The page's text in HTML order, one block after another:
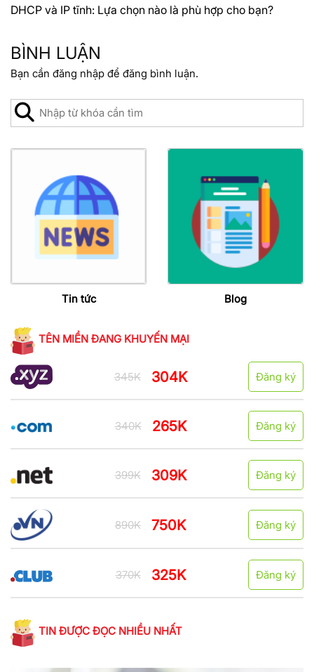
DHCP và IP tĩnh: Lựa chọn nào là phù hợp cho bạn?
BÌNH LUẬN
Bạn cần đăng nhập để đăng bình luận.
Tin tức Blog
TÊN MIỀN ĐANG KHUYẾN MẠI
345K 304K Đăng ký
340K 265K Đăng ký
399K 309K Đăng ký
890K 750K Đăng ký
370K 325K Đăng ký
TIN ĐƯỢC ĐỌC NHIỀU NHẤT